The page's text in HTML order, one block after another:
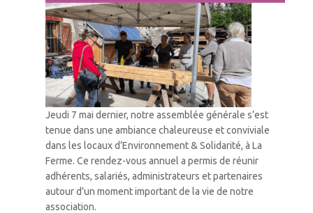
Vie Associative
Jeudi 7 mai dernier, notre assemblée générale s’est
tenue dans une ambiance chaleureuse et conviviale
dans les locaux d’Environnement & Solidarité, à La
Ferme. Ce rendez-vous annuel a permis de réunir
adhérents, salariés, administrateurs et partenaires
autour d’un moment important de la vie de notre
association.